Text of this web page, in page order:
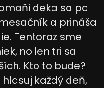
deka sa po
a prináša
Tentoraz sme
no len tri sa
Kto to bude?
každý deň,